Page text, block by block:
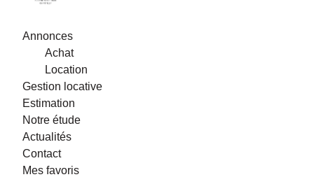
Annonces
Achat
Location
Gestion locative
Estimation
Notre étude
Actualités
Contact
Mes favoris